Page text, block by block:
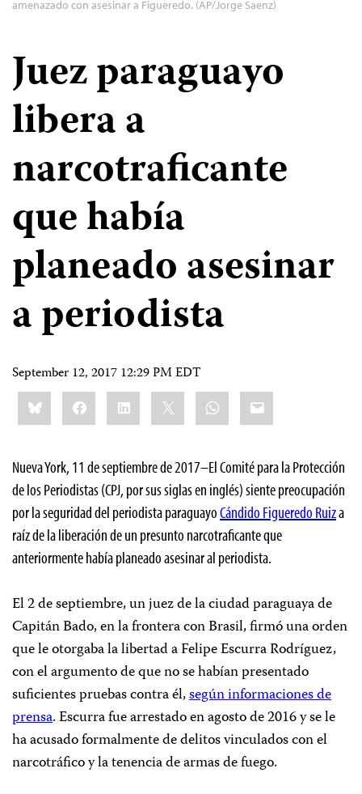
amenazado con asesinar a Figueredo. (AP/Jorge Saenz)
Juez paraguayo
libera a
narcotraficante
que había
planeado asesinar
a periodista
September 12, 2017 12:29 PM EDT
Share
this:BlueskyFacebookLinkedIn WhatsApp
Email
Nueva York, 11 de septiembre de 2017–El Comité para la Protección
de los Periodistas (CPJ, por sus siglas en inglés) siente preocupación
por la seguridad del periodista paraguayoCándido Figueredo Ruiza
raíz de la liberación de un presunto narcotraficante que
anteriormente había planeado asesinar al periodista.
El 2 de septiembre, un juez de la ciudad paraguaya de
Capitán Bado, en la frontera con Brasil, firmó una orden
que le otorgaba la libertad a Felipe Escurra Rodríguez,
con el argumento de que no se habían presentado
suficientes pruebas contra él,según informaciones de
prensa. Escurra fue arrestado en agosto de 2016 y se le
ha acusado formalmente de delitos vinculados con el
narcotráfico y la tenencia de armas de fuego.